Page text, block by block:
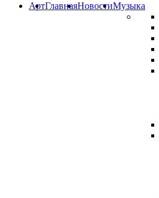
Музыка
Новости
Главная
Арт